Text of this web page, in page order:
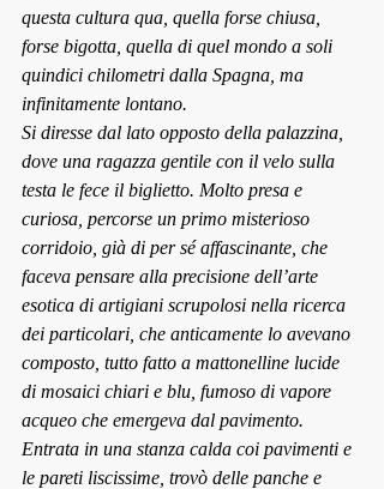
questa cultura qua, quella forse chiusa,
forse bigotta, quella di quel mondo a soli
quindici chilometri dalla Spagna, ma
infinitamente lontano.
Si diresse dal lato opposto della palazzina,
dove una ragazza gentile con il velo sulla
testa le fece il biglietto. Molto presa e
curiosa, percorse un primo misterioso
corridoio, già di per sé affascinante, che
faceva pensare alla precisione dell’arte
esotica di artigiani scrupolosi nella ricerca
dei particolari, che anticamente lo avevano
composto, tutto fatto a mattonelline lucide
di mosaici chiari e blu, fumoso di vapore
acqueo che emergeva dal pavimento.
Entrata in una stanza calda coi pavimenti e
le pareti liscissime, trovò delle panche e